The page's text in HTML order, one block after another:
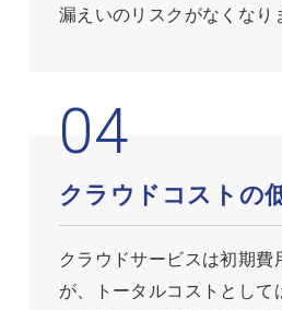
漏えいのリスクがなくなり
クラウドコストの
クラウドサービスは初期費
が、トータルコストとして